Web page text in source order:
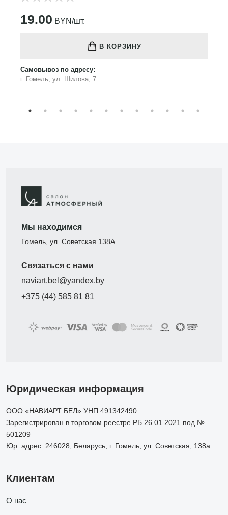
19.00 BYN/шт.
В КОРЗИНУ
Самовывоз по адресу:
г. Гомель, ул. Шилова, 7
Мы находимся
Гомель, ул. Советская 138А
Связаться с нами
naviart.bel@yandex.by
+375 (44) 585 81 81
Юридическая информация
ООО «НАВИАРТ БЕЛ» УНП 491342490
Зарегистрирован в торговом реестре РБ 26.01.2021 под №
501209
Юр. адрес: 246028, Беларусь, г. Гомель, ул. Советская, 138а
Клиентам
О нас